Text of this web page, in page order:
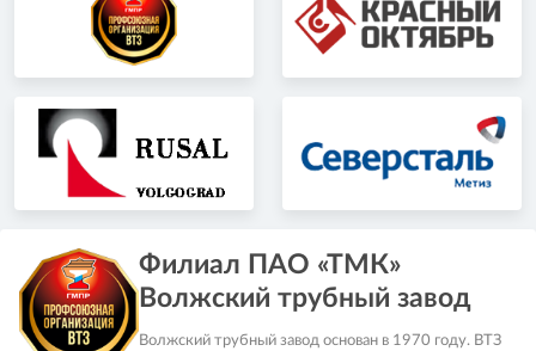
Филиал ПАО «ТМК»
Волжский трубный завод
Волжский трубный завод основан в 1970 году. ВТЗ